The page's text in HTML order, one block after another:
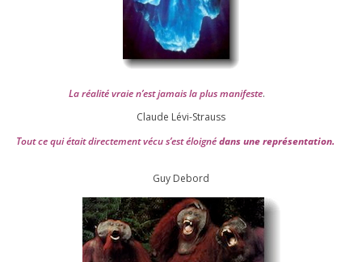
La réa­lité vraie n’est jamais la plus mani­feste.
Claude Lévi-Strauss
Tout ce qui était direc­te­ment vécu s’est éloi­gnédans une repré­sen­ta­tion.
Guy Debord